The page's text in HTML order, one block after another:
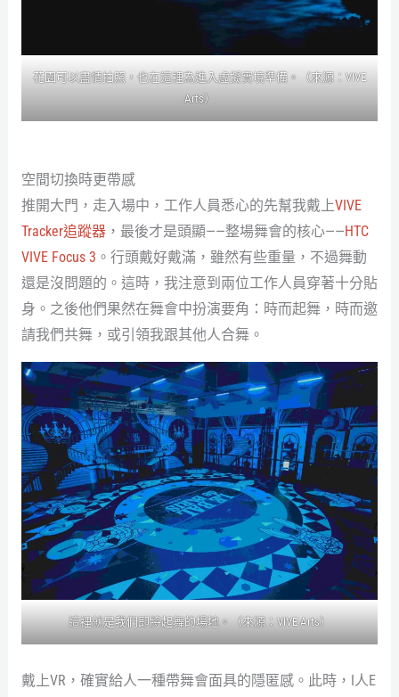
花園可以盡情拍照，也在這裡為進入虛擬實境準備。（來源：VIVE
Arts）
空間切換時更帶感
推開大門，走入場中，工作人員悉心的先幫我戴上VIVE
Tracker追蹤器，最後才是頭顯——整場舞會的核心——HTC
VIVE Focus 3 。行頭戴好戴滿，雖然有些重量，不過舞動
還是沒問題的。這時，我注意到兩位工作人員穿著十分貼
身。之後他們果然在舞會中扮演要角：時而起舞，時而邀
請我們共舞，或引領我跟其他人合舞。
這裡就是我們即將起舞的場地。（來源：VIVE Arts）
戴上VR，確實給人一種帶舞會面具的隱匿感。此時，I人E